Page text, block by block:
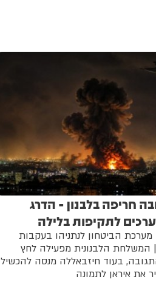
חריפה בלבנון - הדרג
לתקיפות בלילה
מערכת הביטחון לנתניהו בעקבות
המשלחת הלבנונית מפעילה לחץ
בעוד חיזבאללה מנסה להכשיל
את איראן לתמונה